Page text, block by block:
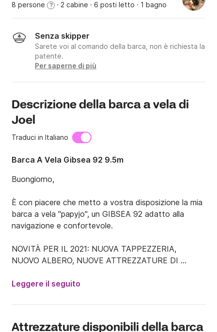
8 persone ? · 2 cabine · 6 posti letto · 1 bagno
Senza skipper
Sarete voi al comando della barca, non è richiesta la
patente.
Per saperne di più
Descrizione della barca a vela di
Joel
Traduci in Italiano
Barca A Vela Gibsea 92 9.5m
Buongiorno,
È con piacere che metto a vostra disposizione la mia
barca a vela "papyjo", un GIBSEA 92 adatto alla
navigazione e confortevole.
NOVITÀ PER IL 2021: NUOVA TAPPEZZERIA,
NUOVO ALBERO, NUOVE ATTREZZATURE DI
E FISSE, NUOVE LUCI LED DI NAVIGAZIONE E
PRUA, NUOVO ANNESSO.
Leggere il seguito
Attrezzature disponibili della barca